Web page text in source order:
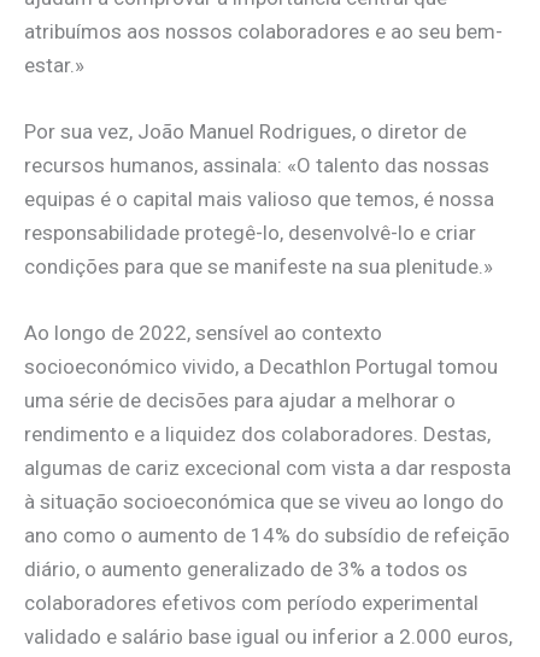
atribuímos aos nossos colaboradores e ao seu bem-
estar.»
Por sua vez, João Manuel Rodrigues, o diretor de
recursos humanos, assinala: «O talento das nossas
equipas é o capital mais valioso que temos, é nossa
responsabilidade protegê-lo, desenvolvê-lo e criar
condições para que se manifeste na sua plenitude.»
Ao longo de 2022, sensível ao contexto
socioeconómico vivido, a Decathlon Portugal tomou
uma série de decisões para ajudar a melhorar o
rendimento e a liquidez dos colaboradores. Destas,
algumas de cariz excecional com vista a dar resposta
à situação socioeconómica que se viveu ao longo do
ano como o aumento de 14% do subsídio de refeição
diário, o aumento generalizado de 3% a todos os
colaboradores efetivos com período experimental
validado e salário base igual ou inferior a 2.000 euros,